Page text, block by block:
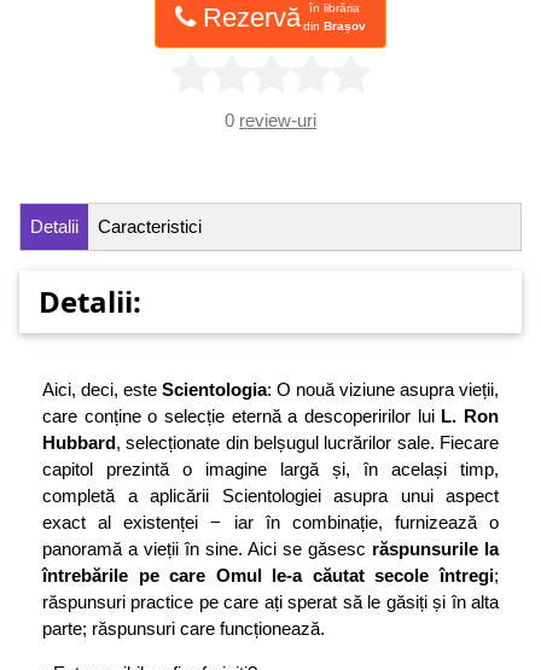
Rezervă
în librăria
din Brașov
0 review-uri
Detalii Caracteristici
Detalii:
Aici, deci, este Scientologia: O nouă viziune asupra vieții,
care conține o selecție eternă a descoperirilor lui L. Ron
Hubbard, selecționate din belșugul lucrărilor sale. Fiecare
capitol prezintă o imagine largă și, în același timp,
completă a aplicării Scientologiei asupra unui aspect
exact al existenței − iar în combinație, furnizează o
panoramă a vieții în sine. Aici se găsesc răspunsurile la
întrebările pe care Omul le-a căutat secole întregi;
răspunsuri practice pe care ați sperat să le găsiți și în alta
parte; răspunsuri care funcționează.